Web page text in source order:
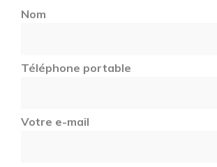
Nom
Téléphone portable
Votre e-mail